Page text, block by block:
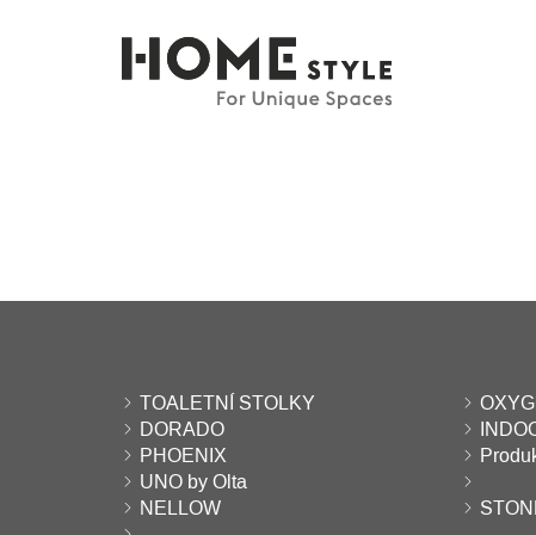
TOALETNÍ STOLKY
DORADO
PHOENIX
UNO by Olta
NELLOW